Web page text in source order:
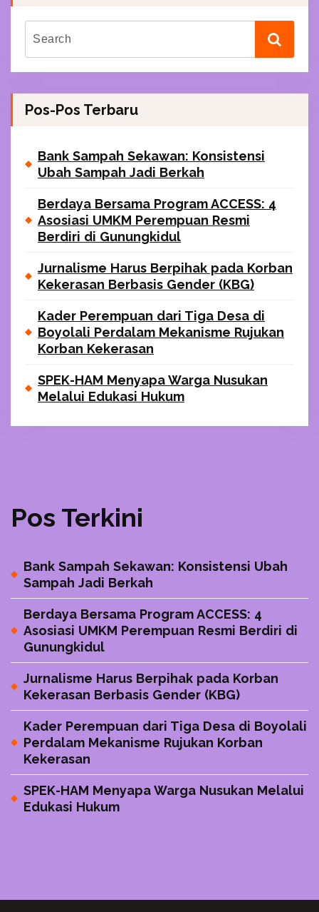
Pos-Pos Terbaru
Bank Sampah Sekawan: Konsistensi
Ubah Sampah Jadi Berkah
Berdaya Bersama Program ACCESS: 4
Asosiasi UMKM Perempuan Resmi
Berdiri di Gunungkidul
Jurnalisme Harus Berpihak pada Korban
Kekerasan Berbasis Gender (KBG)
Kader Perempuan dari Tiga Desa di
Boyolali Perdalam Mekanisme Rujukan
Korban Kekerasan
SPEK-HAM Menyapa Warga Nusukan
Melalui Edukasi Hukum
Pos Terkini
Bank Sampah Sekawan: Konsistensi Ubah
Sampah Jadi Berkah
Berdaya Bersama Program ACCESS: 4
Asosiasi UMKM Perempuan Resmi Berdiri di
Gunungkidul
Jurnalisme Harus Berpihak pada Korban
Kekerasan Berbasis Gender (KBG)
Kader Perempuan dari Tiga Desa di Boyolali
Perdalam Mekanisme Rujukan Korban
Kekerasan
SPEK-HAM Menyapa Warga Nusukan Melalui
Edukasi Hukum